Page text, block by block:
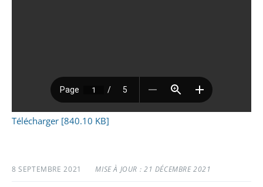
Télécharger [840.10 KB]
8 SEPTEMBRE 2021 MISE À JOUR : 21 DÉCEMBRE 2021